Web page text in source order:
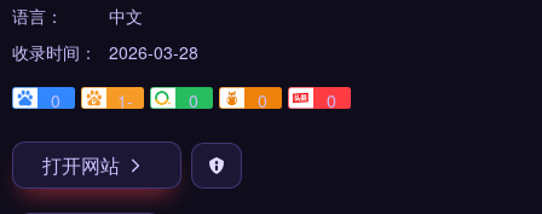
语言：
中文
收录时间：
2026-03-28
0
1- 0 0 0
打开网站